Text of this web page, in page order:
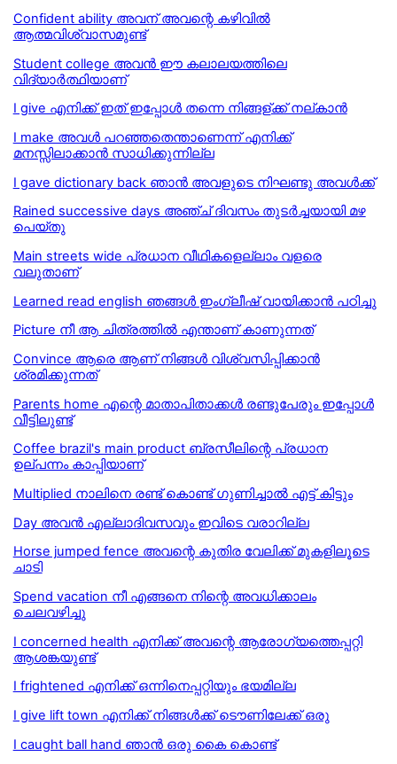
Confident ability അവന് അവന്റെ കഴിവിൽ
ആത്മവിശ്വാസമുണ്ട്
Student college അവൻ ഈ കലാലയത്തിലെ
വിദ്യാർത്ഥിയാണ്
I give എനിക്ക് ഇത് ഇപ്പോള്‍ തന്നെ നിങ്ങള്ക്ക് നല്കാന്‍
I make അവള്‍ പറഞ്ഞതെന്താണെന്ന് എനിക്ക്
മനസ്സിലാക്കാന്‍ സാധിക്കുന്നില്ല
I gave dictionary back ഞാൻ അവളുടെ നിഘണ്ടു അവൾക്ക്
Rained successive days അഞ്ച് ദിവസം തുടർച്ചയായി മഴ
പെയ്തു
Main streets wide പ്രധാന വീഥികളെല്ലാം വളരെ
വലുതാണ്
Learned read english ഞങ്ങൾ ഇംഗ്ലീഷ് വായിക്കാൻ പഠിച്ചു
Picture നീ ആ ചിത്രത്തില്‍ എന്താണ് കാണുന്നത്
Convince ആരെ ആണ് നിങ്ങള്‍ വിശ്വസിപ്പിക്കാന്‍
ശ്രമിക്കുന്നത്
Parents home എന്റെ മാതാപിതാക്കൾ രണ്ടുപേരും ഇപ്പോൾ
വീട്ടിലുണ്ട്
Coffee brazil's main product ബ്രസീലിന്റെ പ്രധാന
ഉല്പന്നം കാപ്പിയാണ്
Multiplied നാലിനെ രണ്ട് കൊണ്ട് ഗുണിച്ചാൽ എട്ട് കിട്ടും
Day അവന്‍ എല്ലാദിവസവും ഇവിടെ വരാറില്ല
Horse jumped fence അവന്റെ കുതിര വേലിക്ക് മുകളിലൂടെ
ചാടി
Spend vacation നീ എങ്ങനെ നിന്റെ അവധിക്കാലം
ചെലവഴിച്ചു
I concerned health എനിക്ക് അവന്റെ ആരോഗ്യത്തെപ്പറ്റി
ആശങ്കയുണ്ട്
I frightened എനിക്ക് ഒന്നിനെപ്പറ്റിയും ഭയമില്ല
I give lift town എനിക്ക് നിങ്ങള്‍ക്ക് ടൌണിലേക്ക് ഒരു
I caught ball hand ഞാൻ ഒരു കൈ കൊണ്ട്